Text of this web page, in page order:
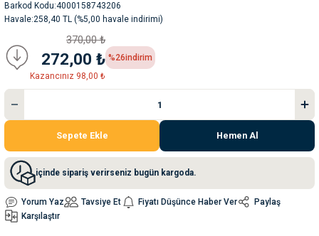
Barkod Kodu 4000158743206
Havale 258,40 TL (%5,00 havale indirimi)
370,00 ₺
272,00 ₺
Kazancınız 98,00 ₺
%26indirim
Sepete Ekle Hemen Al
içinde sipariş verirseniz bugün kargoda.
Yorum Yaz Tavsiye Et Fiyatı Düşünce Haber Ver
Paylaş
Karşılaştır